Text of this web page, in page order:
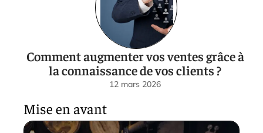
Comment augmenter vos ventes grâce à
la connaissance de vos clients ?
12 mars 2026
Mise en avant